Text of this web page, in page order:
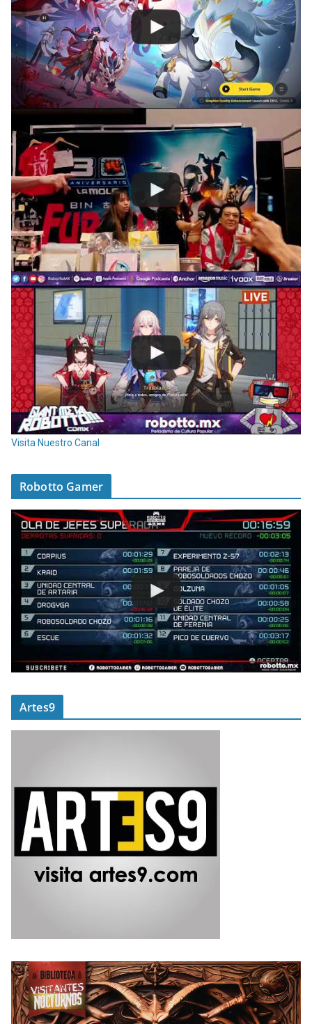
Visita Nuestro Canal
Robotto Gamer
Artes9